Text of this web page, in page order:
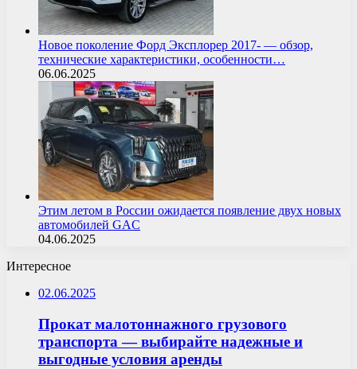
Новое поколение Форд Эксплорер 2017- — обзор,
технические характеристики, особенности…
06.06.2025
Этим летом в России ожидается появление двух новых
автомобилей GAC
04.06.2025
Интересное
02.06.2025
Прокат малотоннажного грузового
транспорта — выбирайте надежные и
выгодные условия аренды